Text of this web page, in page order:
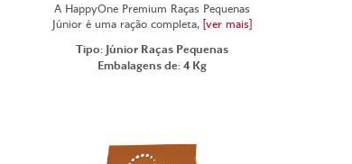
A HappyOne Premium Raças Pequenas
Júnior é uma ração completa, [ver mais]
Tipo: Júnior Raças Pequenas
Embalagens de: 4 Kg